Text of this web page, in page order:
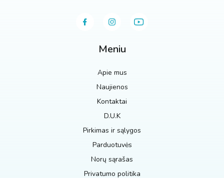
Meniu
Apie mus
Naujienos
Kontaktai
D.U.K
Pirkimas ir sąlygos
Parduotuvės
Norų sąrašas
Privatumo politika